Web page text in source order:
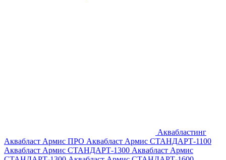
Аквабластинг
Аквабласт Армис ПРО Аквабласт Армис СТАНДАРТ-1100
Аквабласт Армис СТАНДАРТ-1300 Аквабласт Армис